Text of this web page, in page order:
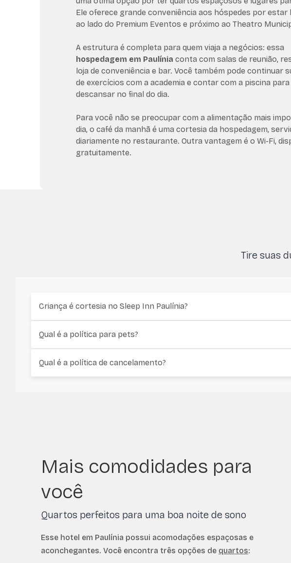
Ele oferece grande conveniência aos hóspedes por estar
ao lado do Premium Eventos e próximo ao Theatro
A estrutura é completa para quem viaja a negócios: essa
hospedagem em Paulínia conta com salas de reunião,
loja de conveniência e bar. Você também pode continuar
de exercícios com a academia e contar com a piscina para
descansar no final do dia.
Para você não se preocupar com a alimentação mais
dia, o café da manhã é uma cortesia da hospedagem,
diariamente no restaurante. Outra vantagem é o Wi-Fi,
gratuitamente.
Tire suas
Criança é cortesia no Sleep Inn Paulínia?
Qual é a política para pets?
Qual é a política de cancelamento?
Mais comodidades para
você
Quartos perfeitos para uma boa noite de sono
Esse hotel em Paulínia possui acomodações espaçosas e
aconchegantes. Você encontra três opções de quartos: